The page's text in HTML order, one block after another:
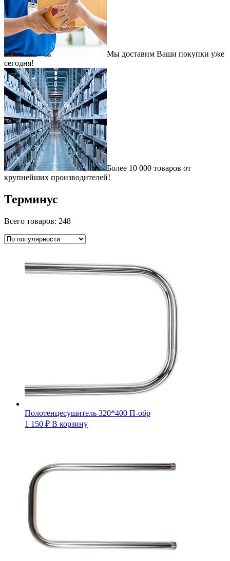
Мы доставим Ваши покупки уже
сегодня!
Более 10 000 товаров от
крупнейших производителей!
Терминус
Всего товаров: 248
Полотенцесушитель 320*400 П-обр
1 150 ₽ В корзину